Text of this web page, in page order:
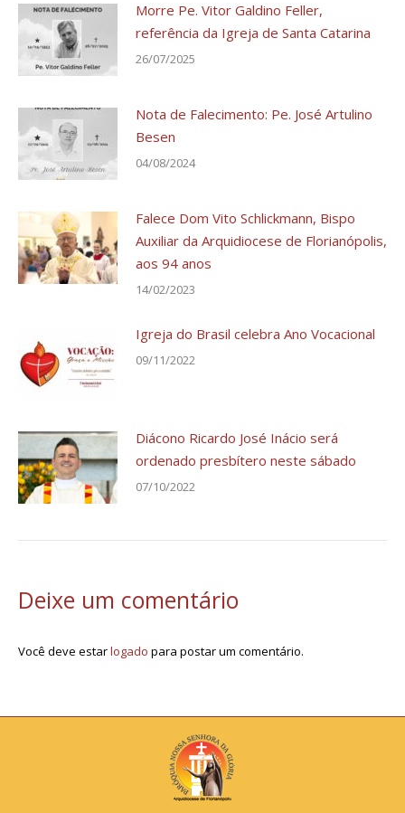
Morre Pe. Vitor Galdino Feller,
referência da Igreja de Santa Catarina
26/07/2025
Nota de Falecimento: Pe. José Artulino
Besen
04/08/2024
Falece Dom Vito Schlickmann, Bispo
Auxiliar da Arquidiocese de Florianópolis,
aos 94 anos
14/02/2023
Igreja do Brasil celebra Ano Vocacional
09/11/2022
Diácono Ricardo José Inácio será
ordenado presbítero neste sábado
07/10/2022
Deixe um comentário
Você deve estarlogado para postar um comentário.